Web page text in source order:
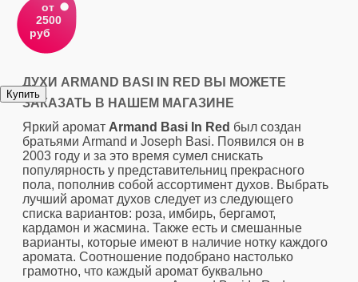
от
2500
руб
ДУХИ ARMAND BASI IN RED ВЫ МОЖЕТЕ
ЗАКАЗАТЬ В НАШЕМ МАГАЗИНЕ
Яркий аромат Armand Basi In Red был создан
братьями Armand и Joseph Basi. Появился он в
2003 году и за это время сумел снискать
популярность у представительниц прекрасного
пола, пополнив собой ассортимент духов. Выбрать
лучший аромат духов следует из следующего
списка вариантов: роза, имбирь, бергамот,
кардамон и жасмина. Также есть и смешанные
варианты, которые имеют в наличие нотку каждого
аромата. Соотношение подобрано настолько
грамотно, что каждый аромат буквально